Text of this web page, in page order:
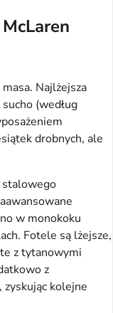
Najlżejsza
(według
drobnych, ale
w monokoku
Fotele są lżejsze,
z tytanowymi
z
kolejne